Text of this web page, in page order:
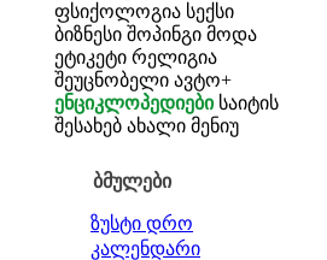
ფსიქოლოგია სექსი
ბიზნესი შოპინგი მოდა
ეტიკეტი რელიგია
შეუცნობელი ავტო+
ენციკლოპედიები საიტის
შესახებ ახალი მენიუ
ბმულები
ზუსტი დრო
კალენდარი